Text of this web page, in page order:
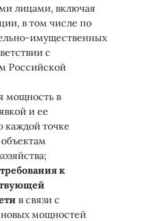
лицами, включая
в том числе по
имущественных
с
Российской
мощность в
и ее
каждой точке
к
в связи с
мощностей